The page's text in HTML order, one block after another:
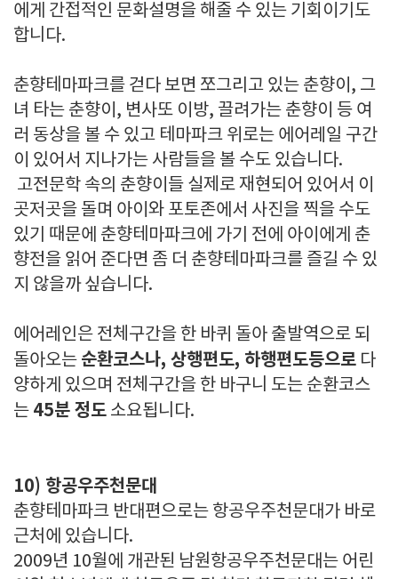
에게 간접적인 문화설명을 해줄 수 있는 기회이기도
합니다.
춘향테마파크를 걷다 보면 쪼그리고 있는 춘향이, 그
녀 타는 춘향이, 변사또 이방, 끌려가는 춘향이 등 여
러 동상을 볼 수 있고 테마파크 위로는 에어레일 구간
이 있어서 지나가는 사람들을 볼 수도 있습니다.
고전문학 속의 춘향이들 실제로 재현되어 있어서 이
곳저곳을 돌며 아이와 포토존에서 사진을 찍을 수도
있기 때문에 춘향테마파크에 가기 전에 아이에게 춘
향전을 읽어 준다면 좀 더 춘향테마파크를 즐길 수 있
지 않을까 싶습니다.
에어레인은 전체구간을 한 바퀴 돌아 출발역으로 되
돌아오는 순환코스나, 상행편도, 하행편도등으로 다
양하게 있으며 전체구간을 한 바구니 도는 순환코스
는 45분 정도 소요됩니다.
10) 항공우주천문대
춘향테마파크 반대편으로는 항공우주천문대가 바로
근처에 있습니다.
2009년 10월에 개관된 남원항공우주천문대는 어린